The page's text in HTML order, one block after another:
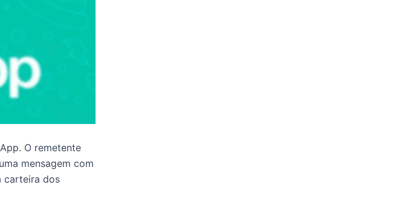
O remetente
mensagem com
carteira dos